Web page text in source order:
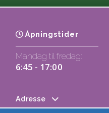
Åpningstider
Mandag til fredag:
6:45 - 17:00
Adresse